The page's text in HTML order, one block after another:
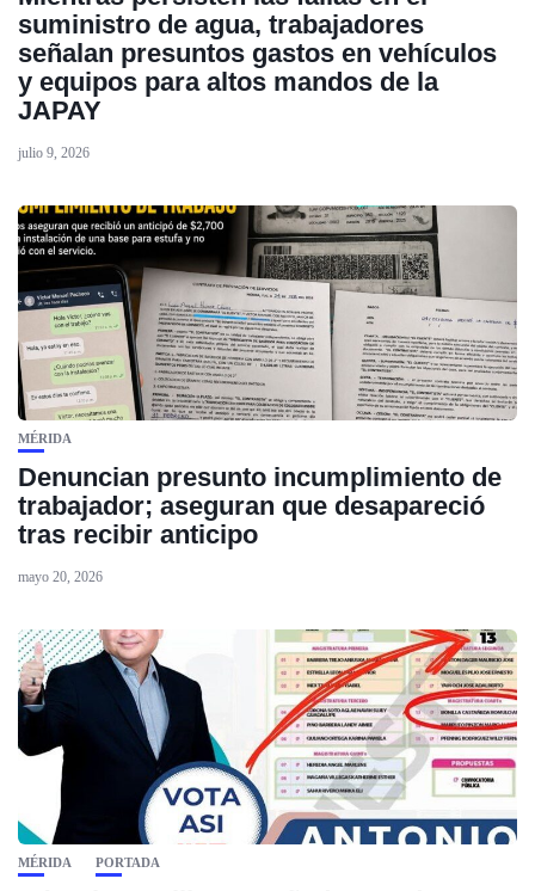
suministro de agua, trabajadores
señalan presuntos gastos en vehículos
y equipos para altos mandos de la
JAPAY
julio 9, 2026
MÉRIDA
Denuncian presunto incumplimiento de
trabajador; aseguran que desapareció
tras recibir anticipo
mayo 20, 2026
MÉRIDA PORTADA